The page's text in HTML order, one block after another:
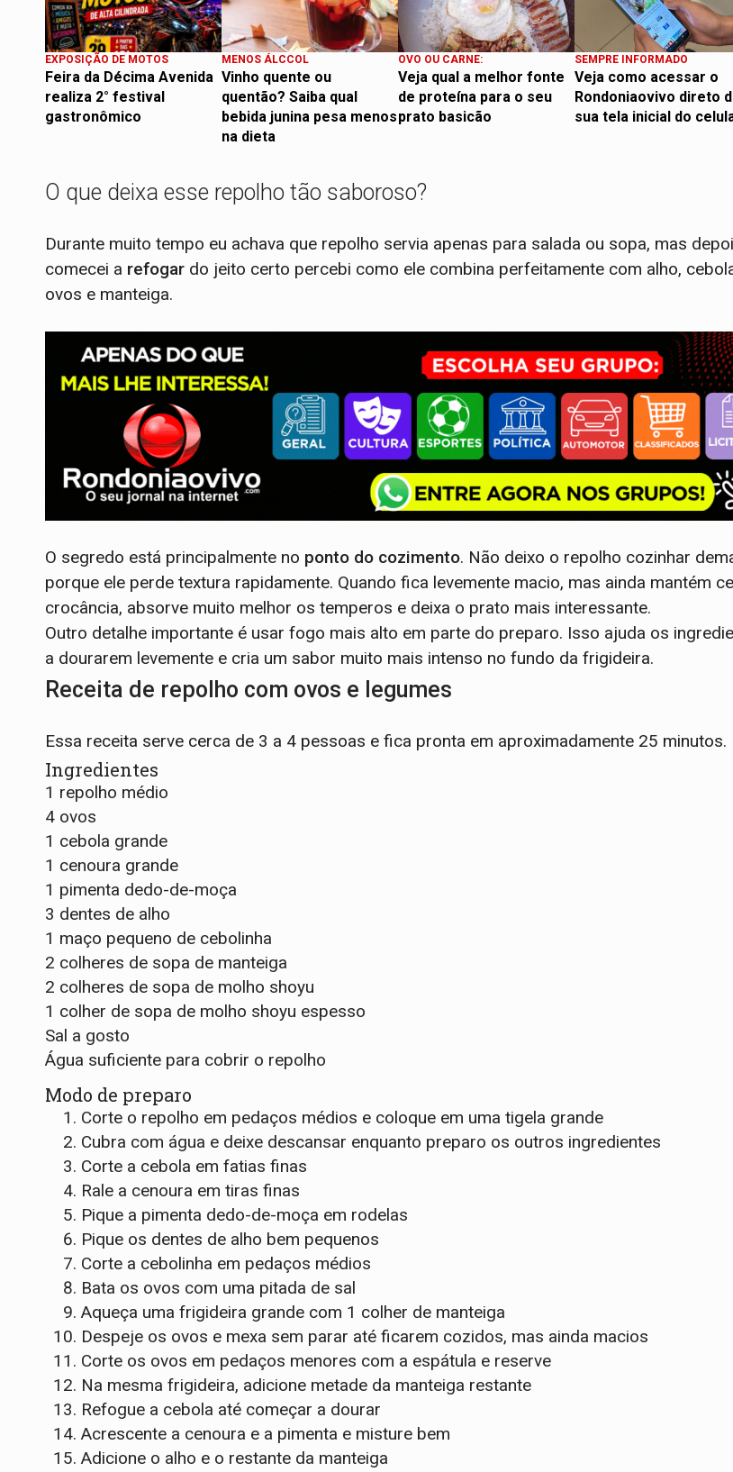
EXPOSIÇÃO DE MOTOS
Feira da Décima Avenida
realiza 2° festival
gastronômico
MENOS ÁLCCOL
Vinho quente ou
quentão? Saiba qual
bebida junina pesa menos
na dieta
OVO OU CARNE:
Veja qual a melhor fonte
de proteína para o seu
prato basicão
SEMPRE INFORMADO
Veja como acessar o
Rondoniaovivo direto
sua tela inicial do
O que deixa esse repolho tão saboroso?
Durante muito tempo eu achava que repolho servia apenas para salada ou sopa, mas
comecei a refogar do jeito certo percebi como ele combina perfeitamente com alho,
ovos e manteiga.
O segredo está principalmente no ponto do cozimento. Não deixo o repolho cozinhar
porque ele perde textura rapidamente. Quando fica levemente macio, mas ainda mantém
crocância, absorve muito melhor os temperos e deixa o prato mais interessante.
Outro detalhe importante é usar fogo mais alto em parte do preparo. Isso ajuda os
a dourarem levemente e cria um sabor muito mais intenso no fundo da frigideira.
Receita de repolho com ovos e legumes
Essa receita serve cerca de 3 a 4 pessoas e fica pronta em aproximadamente 25 minutos.
Ingredientes
1 repolho médio
4 ovos
1 cebola grande
1 cenoura grande
1 pimenta dedo-de-moça
3 dentes de alho
1 maço pequeno de cebolinha
2 colheres de sopa de manteiga
2 colheres de sopa de molho shoyu
1 colher de sopa de molho shoyu espesso
Sal a gosto
Água suficiente para cobrir o repolho
Modo de preparo
Corte o repolho em pedaços médios e coloque em uma tigela grande
Cubra com água e deixe descansar enquanto preparo os outros ingredientes
Corte a cebola em fatias finas
Rale a cenoura em tiras finas
Pique a pimenta dedo-de-moça em rodelas
Pique os dentes de alho bem pequenos
Corte a cebolinha em pedaços médios
Bata os ovos com uma pitada de sal
Aqueça uma frigideira grande com 1 colher de manteiga
Despeje os ovos e mexa sem parar até ficarem cozidos, mas ainda macios
Corte os ovos em pedaços menores com a espátula e reserve
Na mesma frigideira, adicione metade da manteiga restante
Refogue a cebola até começar a dourar
Acrescente a cenoura e a pimenta e misture bem
Adicione o alho e o restante da manteiga